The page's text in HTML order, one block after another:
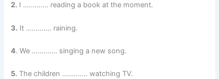
2. I …………. reading a book at the moment.
3. It …………. raining.
4. We …………. singing a new song.
5. The children …………. watching TV.